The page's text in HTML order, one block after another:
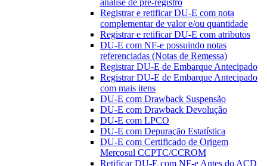
análise de pré-registro
Registrar e retificar DU-E com nota
complementar de valor e/ou quantidade
Registrar e retificar DU-E com atributos
DU-E com NF-e possuindo notas
referenciadas (Notas de Remessa)
Registrar DU-E de Embarque Antecipado
Registrar DU-E de Embarque Antecipado
com mais itens
DU-E com Drawback Suspensão
DU-E com Drawback Devolução
DU-E com LPCO
DU-E com Depuração Estatística
DU-E com Certificado de Origem
Mercosul CCPTC/CCROM
Retificar DU-E com NF-e Antes do ACD